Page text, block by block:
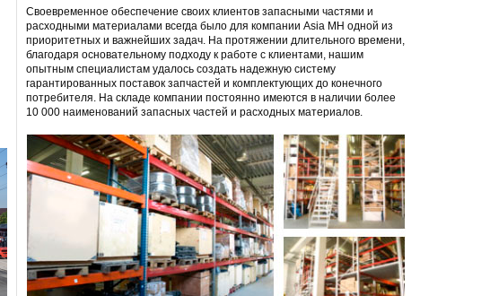
Своевременное обеспечение своих клиентов запасными частями и
расходными материалами всегда было для компании Asia MH одной из
приоритетных и важнейших задач. На протяжении длительного времени,
благодаря основательному подходу к работе с клиентами, нашим
опытным специалистам удалось создать надежную систему
гарантированных поставок запчастей и комплектующих до конечного
потребителя. На складе компании постоянно имеются в наличии более
10 000 наименований запасных частей и расходных материалов.